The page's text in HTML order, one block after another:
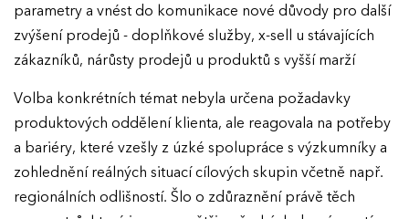
parametry a vnést do komunikace nové důvody pro další
zvýšení prodejů - doplňkové služby, x-sell u stávajících
zákazníků, nárůsty prodejů u produktů s vyšší marží
Volba konkrétních témat nebyla určena požadavky
produktových oddělení klienta, ale reagovala na potřeby
a bariéry, které vzešly z úzké spolupráce s výzkumníky a
zohlednění reálných situací cílových skupin včetně např.
regionálních odlišností. Šlo o zdůraznění právě těch